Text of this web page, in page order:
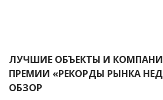
ЛУЧШИЕ ОБЪЕКТЫ И
ПРЕМИИ «РЕКОРДЫ РЫНКА
ОБЗОР